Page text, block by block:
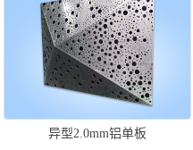
异型2.0mm铝单板